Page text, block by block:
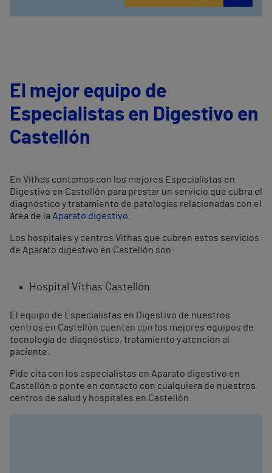
El mejor equipo de
Especialistas en Digestivo en
Castellón
En Vithas contamos con los mejores Especialistas en
Digestivo en Castellón para prestar un servicio que cubra el
diagnóstico y tratamiento de patologías relacionadas con el
área de la Aparato digestivo.
Los hospitales y centros Vithas que cubren estos servicios
de Aparato digestivo en Castellón son:
Hospital Vithas Castellón
El equipo de Especialistas en Digestivo de nuestros
centros en Castellón cuentan con los mejores equipos de
tecnología de diagnóstico, tratamiento y atención al
paciente.
Pide cita con los especialistas en Aparato digestivo en
Castellón o ponte en contacto con cualquiera de nuestros
centros de salud y hospitales en Castellón.